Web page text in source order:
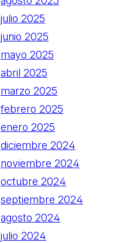
julio 2025
junio 2025
mayo 2025
abril 2025
marzo 2025
febrero 2025
enero 2025
diciembre 2024
noviembre 2024
octubre 2024
septiembre 2024
agosto 2024
julio 2024